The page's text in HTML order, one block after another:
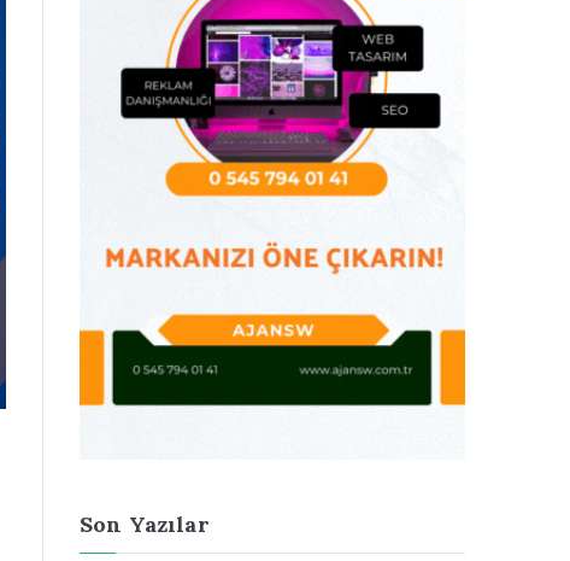
Son Yazılar